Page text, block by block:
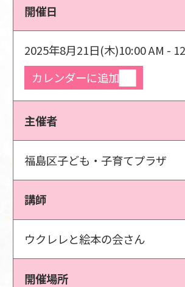
開催日
2025年8月21日(木)10:00 AM -
カレンダーに追加
主催者
福島区子ども・子育てプラザ
講師
ウクレレと絵本の会さん
開催場所